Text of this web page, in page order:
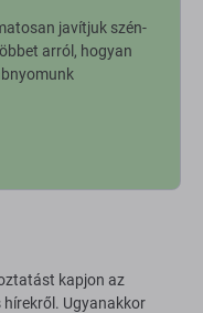
javítjuk szén-
arról, hogyan
kapjon az
Ugyanakkor